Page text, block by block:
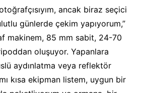
ancak biraz seçici
günlerde çekim yapıyorum,”
makinem, 85 mm sabit, 24-70
oluşuyor. Yapanlara
aydınlatma veya reflektör
kısa ekipman listem, uygun bir